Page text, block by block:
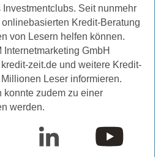
Seit nunmehr
Kredit-Beratung
von Lesern helfen können.
GmbH
zeit.de und weitere Kredit-
Leser informieren.
konnte zudem zu einer
werden.